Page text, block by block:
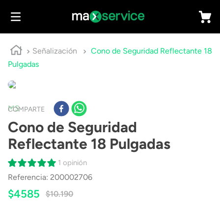
Señalización
Cono de Seguridad Reflectante 18
Pulgadas
COMPARTE
MS
Cono de Seguridad
Reflectante 18 Pulgadas
1 opinión
Referencia: 200002706
$4585 $10.190